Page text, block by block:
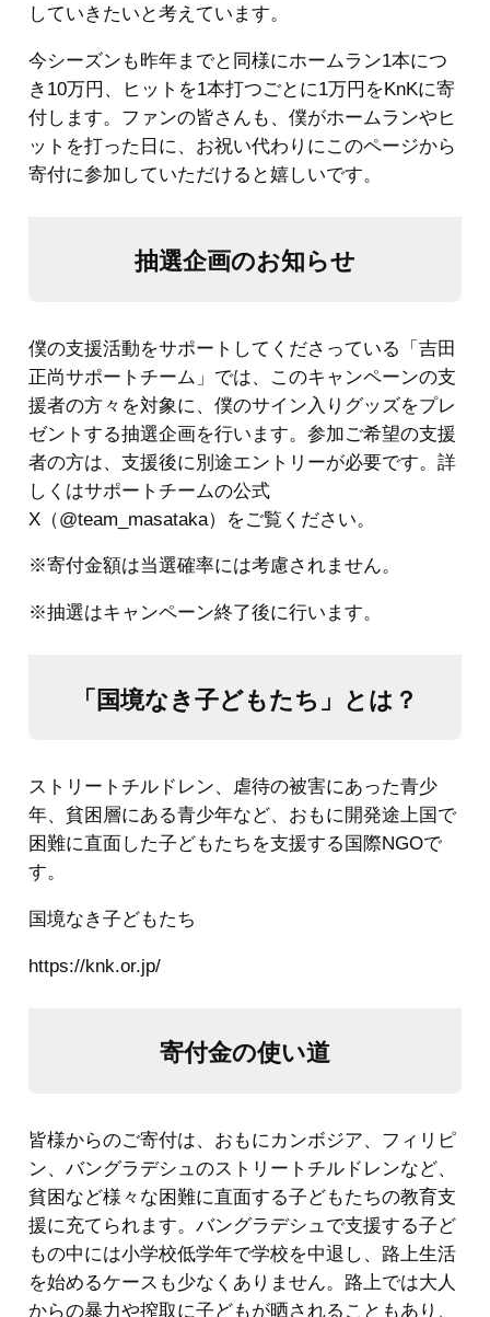
していきたいと考えています。
今シーズンも昨年までと同様にホームラン1本につ
き10万円、ヒットを1本打つごとに1万円をKnKに寄
付します。ファンの皆さんも、僕がホームランやヒ
ットを打った日に、お祝い代わりにこのページから
寄付に参加していただけると嬉しいです。
抽選企画のお知らせ
僕の支援活動をサポートしてくださっている「吉田
正尚サポートチーム」では、このキャンペーンの支
援者の方々を対象に、僕のサイン入りグッズをプレ
ゼントする抽選企画を行います。参加ご希望の支援
者の方は、支援後に別途エントリーが必要です。詳
しくはサポートチームの公式
X（@team_masataka）をご覧ください。
※寄付金額は当選確率には考慮されません。
※抽選はキャンペーン終了後に行います。
「国境なき子どもたち」とは？
ストリートチルドレン、虐待の被害にあった青少
年、貧困層にある青少年など、おもに開発途上国で
困難に直面した子どもたちを支援する国際NGOで
す。
国境なき子どもたち
https://knk.or.jp/
寄付金の使い道
皆様からのご寄付は、おもにカンボジア、フィリピ
ン、バングラデシュのストリートチルドレンなど、
貧困など様々な困難に直面する子どもたちの教育支
援に充てられます。バングラデシュで支援する子ど
もの中には小学校低学年で学校を中退し、路上生活
を始めるケースも少なくありません。路上では大人
からの暴力や搾取に子どもが晒されることもあり、